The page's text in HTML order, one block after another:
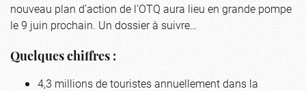
nouveau plan d’action de l’OTQ aura lieu en grande pompe
le 9 juin prochain. Un dossier à suivre…
Quelques chiffres :
4,3 millions de touristes annuellement dans la